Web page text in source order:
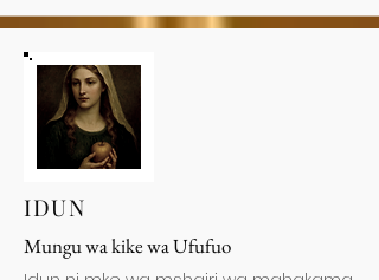
IDUN
Mungu wa kike wa Ufufuo